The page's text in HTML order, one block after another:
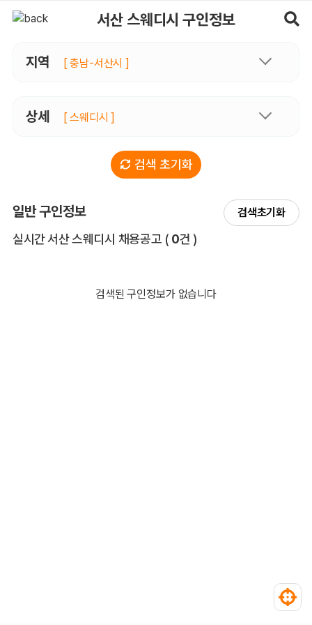
서산 스웨디시 구인정보
지역 [ 충남-서산시 ]
상세 [ 스웨디시 ]
검색 초기화
일반 구인정보 검색초기화
실시간 서산 스웨디시 채용공고 전체 목록
( 0건 )
검색된 구인정보가 없습니다